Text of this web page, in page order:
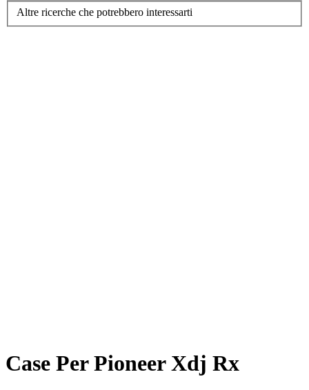
Altre ricerche che potrebbero interessarti
Case Per Pioneer Xdj Rx